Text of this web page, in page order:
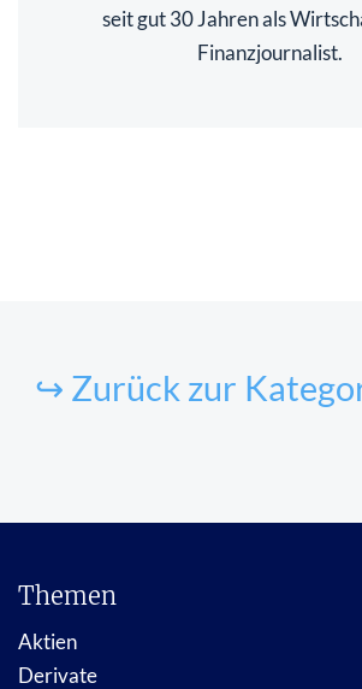
seit gut 30 Jahren als
Finanzjournalist.
↪ Zurück zur
Themen
Aktien
Derivate